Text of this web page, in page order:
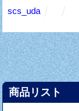
scs_uda
商品リスト